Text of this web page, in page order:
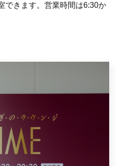
できます。営業時間は6:30か